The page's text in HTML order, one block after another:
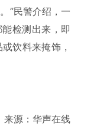
”民警介绍，一
检测出来，即
饮料来掩饰，
来源：华声在线